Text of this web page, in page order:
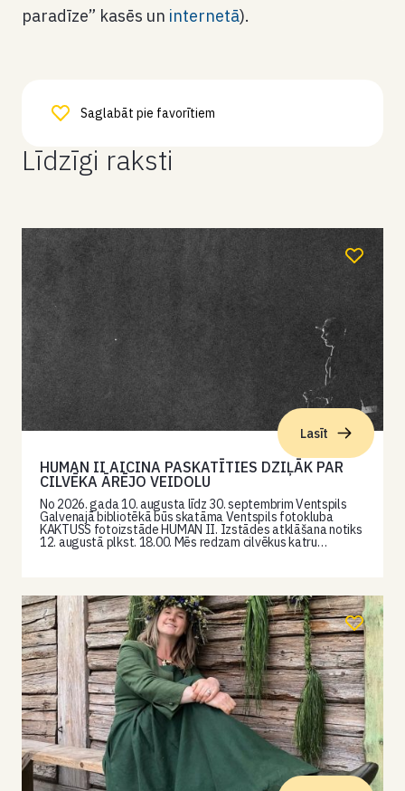
paradīze” kasēs un internetā).
Saglabāt pie favorītiem
Līdzīgi raksti
Lasīt
HUMAN II AICINA PASKATĪTIES DZIĻĀK PAR
CILVĒKA ĀRĒJO VEIDOLU
No 2026. gada 10. augusta līdz 30. septembrim Ventspils
Galvenajā bibliotēkā būs skatāma Ventspils fotokluba
KAKTUSS fotoizstāde HUMAN II. Izstādes atklāšana notiks
12. augustā plkst. 18.00. Mēs redzam cilvēkus katru…